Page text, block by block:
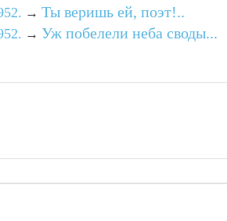
→ Ты веришь ей, поэт!..
→ Уж побелели неба своды...